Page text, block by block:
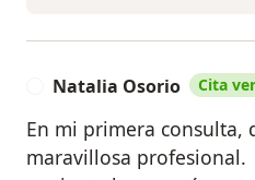
Natalia Osorio Cita
En mi primera consulta,
maravillosa profesional.